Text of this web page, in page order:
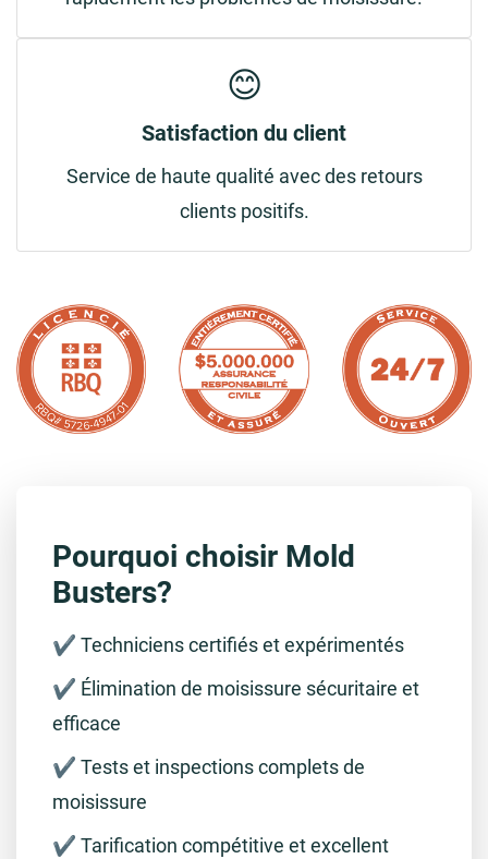
😊
Satisfaction du client
Service de haute qualité avec des retours
clients positifs.
Pourquoi choisir Mold
Busters?
✔️ Techniciens certifiés et expérimentés
✔️ Élimination de moisissure sécuritaire et
efficace
✔️ Tests et inspections complets de
moisissure
✔️ Tarification compétitive et excellent